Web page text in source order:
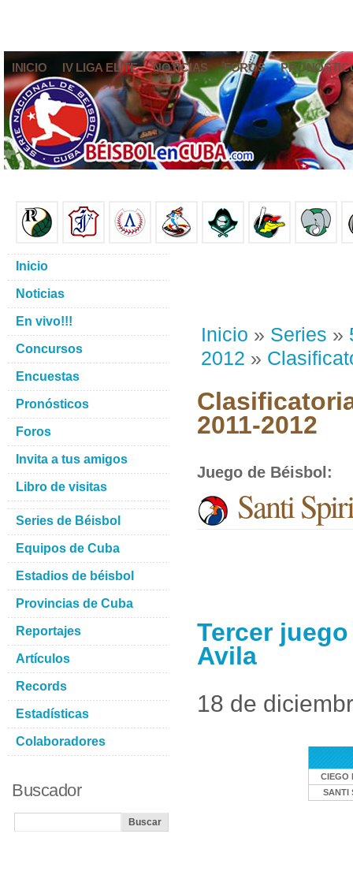
INICIO IV LIGA ELITE NOTICIAS FOROS
Inicio » Series »
2012 »
2011-2012
Juego de Béisbol :
Santi
Tercer
Avila
18 de
CIEGO
SANTI
Inicio
Noticias
En vivo!!!
Concursos
Encuestas
Pronósticos
Foros
Invita a tus amigos
Libro de visitas
Series de Béisbol
Equipos de Cuba
Estadios de béisbol
Provincias de Cuba
Reportajes
Artículos
Records
Estadísticas
Colaboradores
Buscador